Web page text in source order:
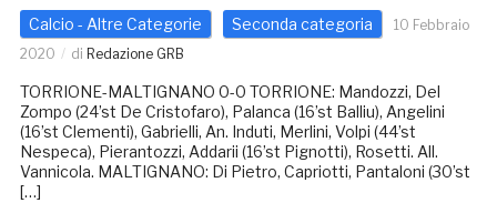
Calcio - Altre Categorie Seconda categoria
10 Febbraio
2020
di Redazione GRB
TORRIONE-MALTIGNANO 0-0 TORRIONE: Mandozzi, Del
Zompo (24’st De Cristofaro), Palanca (16’st Balliu), Angelini
(16’st Clementi), Gabrielli, An. Induti, Merlini, Volpi (44’st
Nespeca), Pierantozzi, Addarii (16’st Pignotti), Rosetti. All.
Vannicola. MALTIGNANO: Di Pietro, Capriotti, Pantaloni (30’st
[…]